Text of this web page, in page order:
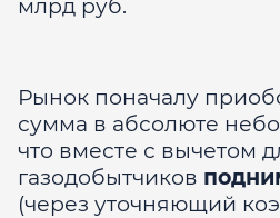
млрд руб.
Рынок поначалу
сумма в абсолюте
что вместе с вычетом
газодобытчиков
(через уточняющий